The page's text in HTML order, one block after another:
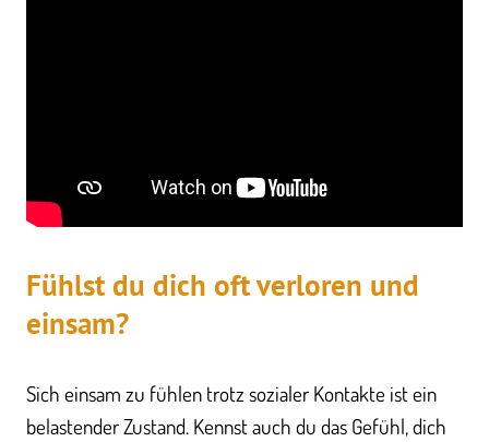
Fühlst du dich oft verloren und
einsam?
Sich einsam zu fühlen trotz sozialer Kontakte ist ein
belastender Zustand. Kennst auch du das Gefühl, dich